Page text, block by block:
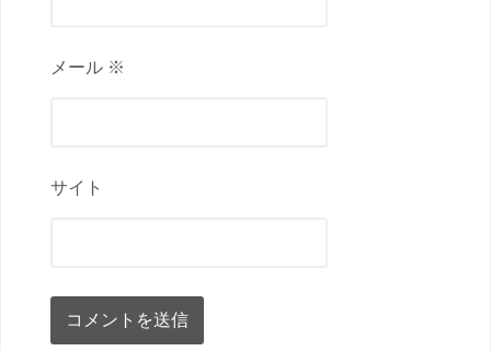
メール ※
サイト